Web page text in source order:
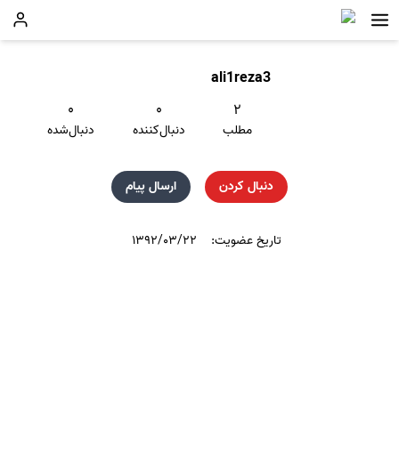
ali1reza3
۲
مطلب
۰
دنبال‌کننده
۰
دنبال‌شده
دنبال کردن ارسال پیام
تاریخ عضویت: ۱۳۹۲/۰۳/۲۲